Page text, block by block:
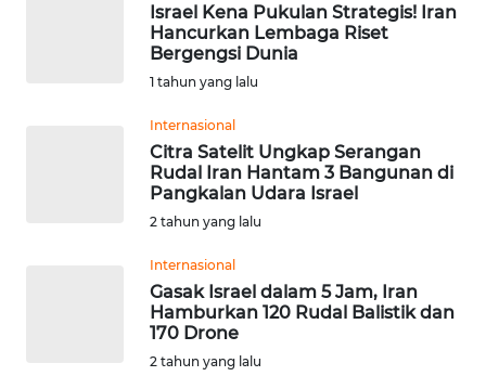
Israel Kena Pukulan Strategis! Iran
Hancurkan Lembaga Riset
Bergengsi Dunia
1 tahun yang lalu
Internasional
Citra Satelit Ungkap Serangan
Rudal Iran Hantam 3 Bangunan di
Pangkalan Udara Israel
2 tahun yang lalu
Internasional
Gasak Israel dalam 5 Jam, Iran
Hamburkan 120 Rudal Balistik dan
170 Drone
2 tahun yang lalu